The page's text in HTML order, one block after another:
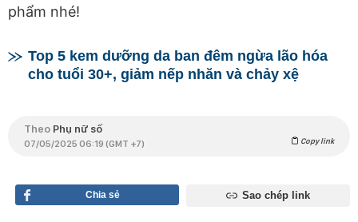
phẩm nhé!
Top 5 kem dưỡng da ban đêm ngừa lão hóa
cho tuổi 30+, giảm nếp nhăn và chảy xệ
Theo Phụ nữ số
07/05/2025 06:19 (GMT +7) Copy link
Chia sẻ Sao chép link